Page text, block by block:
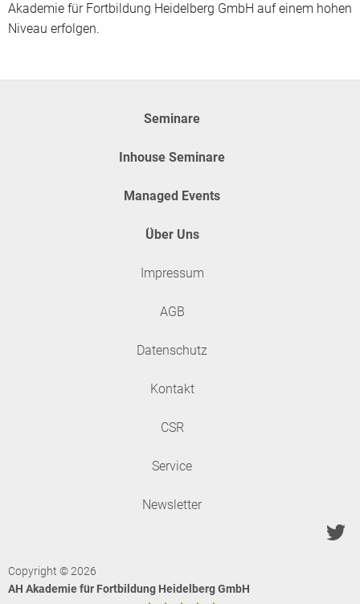
Akademie für Fortbildung Heidelberg GmbH auf einem hohen
Niveau erfolgen.
Seminare
Inhouse Seminare
Managed Events
Über Uns
Impressum
AGB
Datenschutz
Kontakt
CSR
Service
Newsletter
Copyright © 2026
AH Akademie für Fortbildung Heidelberg GmbH